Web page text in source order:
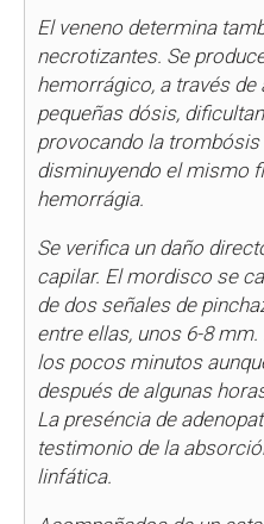
El veneno determina
necrotizantes. Se
hemorrágico, a través de
pequeñas dósis,
provocando la
disminuyendo el mismo
hemorrágia.
Se verifica un daño
capilar. El mordisco se
de dos señales de
entre ellas, unos 6-8
los pocos minutos
después de algunas
La preséncia de
testimonio de la
linfática.